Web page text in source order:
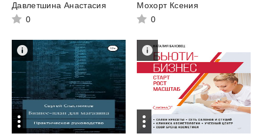
Давлетшина Анастасия
0
Мохорт Ксения
0